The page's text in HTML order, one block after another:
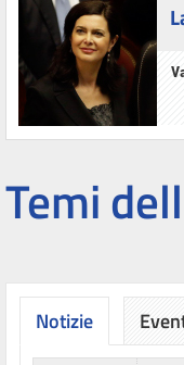
Temi
Notizie